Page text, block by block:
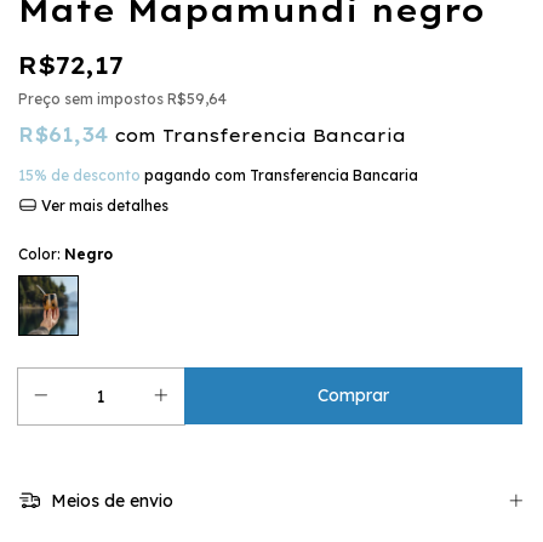
Mate Mapamundi negro
R$72,17
Preço sem impostos R$59,64
R$61,34 com Transferencia Bancaria
15% de desconto pagando com Transferencia Bancaria
Ver mais detalhes
Color: Negro
Meios de envio